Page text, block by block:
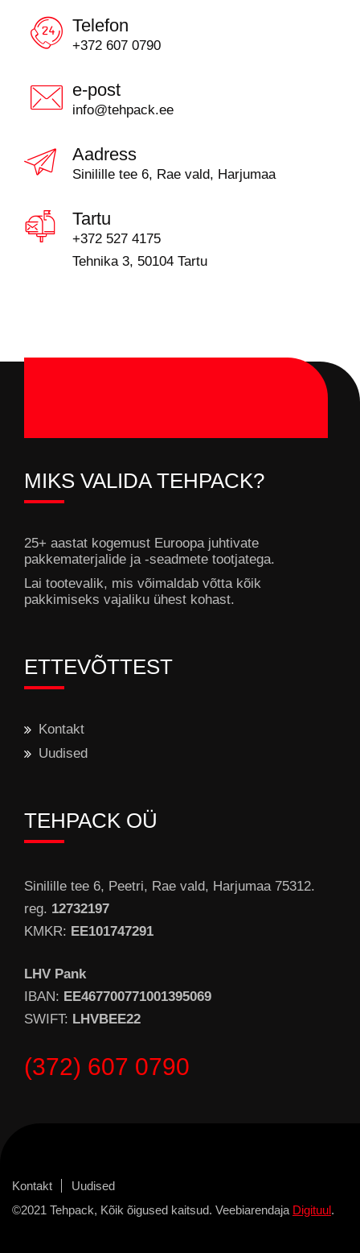
Telefon
+372 607 0790
e-post
info@tehpack.ee
Aadress
Sinilille tee 6, Rae vald, Harjumaa
Tartu
+372 527 4175
Tehnika 3, 50104 Tartu
MIKS VALIDA TEHPACK?
25+ aastat kogemust Euroopa juhtivate
pakkematerjalide ja -seadmete tootjatega.
Lai tootevalik, mis võimaldab võtta kõik
pakkimiseks vajaliku ühest kohast.
ETTEVÕTTEST
Kontakt
Uudised
TEHPACK OÜ
Sinilille tee 6, Peetri, Rae vald, Harjumaa 75312.
reg. 12732197
KMKR: EE101747291
LHV Pank
IBAN: EE467700771001395069
SWIFT: LHVBEE22
(372) 607 0790
Kontakt
Uudised
©2021 Tehpack, Kõik õigused kaitsud. Veebiarendaja Digituul.